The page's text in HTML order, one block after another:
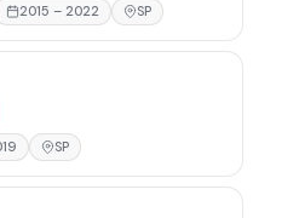
2015 – 2022 SP
SP